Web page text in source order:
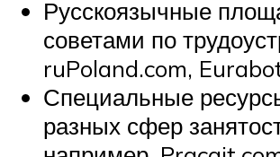
Русскоязычные
советами по
ruPoland.com,
Специальные
разных сфер